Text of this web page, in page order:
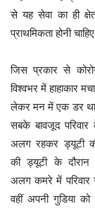
से यह सेवा का ही
प्राथमिकता होनी
जिस प्रकार से
विश्वभर में हाहाकार
लेकर मन में एक डर
सबके बावजूद
अलग रहकर ड्यूटी
की ड्यूटी के
अलग कमरे में परिवार
वहीं अपनी गुडिया